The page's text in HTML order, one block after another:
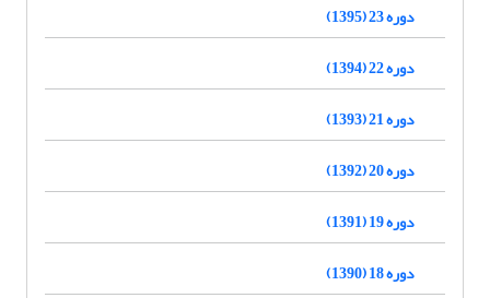
دوره 23 (1395)
دوره 22 (1394)
دوره 21 (1393)
دوره 20 (1392)
دوره 19 (1391)
دوره 18 (1390)